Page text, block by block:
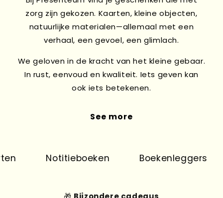
zorg zijn gekozen. Kaarten, kleine objecten,
natuurlijke materialen—allemaal met een
verhaal, een gevoel, een glimlach.
We geloven in de kracht van het kleine gebaar.
In rust, eenvoud en kwaliteit. Iets geven kan
ook iets betekenen.
See more
Notitieboeken Boekenleggers